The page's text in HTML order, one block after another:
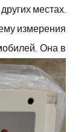
местах.
измерения
Она в